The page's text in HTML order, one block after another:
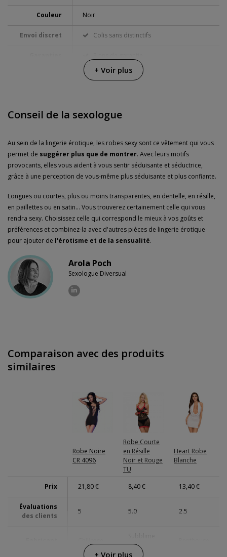
Couleur Noir
Envoi discret Colis sans distinctifs
+ Voir plus
Conseil de la sexologue
Au sein de la lingerie érotique, les robes sexy sont ce vêtement qui vous
permet de suggérer plus que de montrer. Avec leurs motifs
provocants, elles vous aident à vous sentir séduisante et séductrice,
grâce à une perception de vous-même plus séduisante et plus confiante.
Longues ou courtes, plus ou moins transparentes, en dentelle, en résille,
en paillettes ou en satin... Vous trouverez certainement celle qui vous
rendra sexy. Choisissez celle qui correspond le mieux à vos goûts et
préférences et combinez-la avec d'autres pièces de lingerie érotique
pour ajouter de l'érotisme et de la sensualité.
Arola Poch
Sexologue Diversual
Comparaison avec des produits
similaires
Robe Noire
CR 4096
Robe Courte
en Résille
Noir et Rouge
TU
Heart Robe
Blanche
Prix 21,80 € 8,40 € 13,40 €
Évaluations
des clients
5 5.0 2.5
Fetish
+ Voir plus